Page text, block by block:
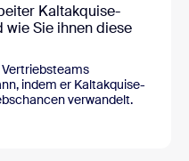
Kaltakquise-
wie Sie ihnen diese
Vertriebsteams
indem er Kaltakquise-
verwandelt.